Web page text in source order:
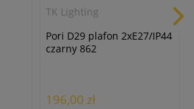
TK Lighting
Pori D29 plafon 2xE27/IP44
czarny 862
196,00 zł